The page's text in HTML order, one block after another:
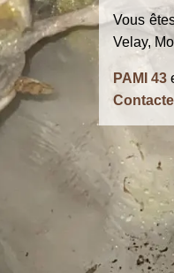
Vous
Velay,
PAMI 43